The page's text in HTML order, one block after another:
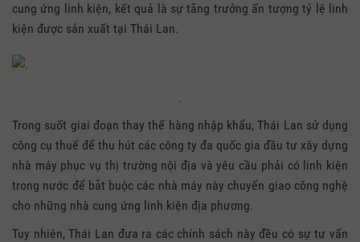
cung ứng linh kiện, kết quả là sự tăng trưởng ấn tượng tỷ lệ linh
kiện được sản xuất tại Thái Lan.
.
Trong suốt giai đoạn thay thế hàng nhập khẩu, Thái Lan sử dụng
công cụ thuế để thu hút các công ty đa quốc gia đầu tư xây dựng
nhà máy phục vụ thị trường nội địa và yêu cầu phải có linh kiện
trong nước để bắt buộc các nhà máy này chuyển giao công nghệ
cho những nhà cung ứng linh kiện địa phương.
Tuy nhiên, Thái Lan đưa ra các chính sách này đều có sự tư vấn